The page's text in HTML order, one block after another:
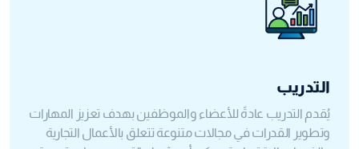
التدريب
يُقدم التدريب عادةً للأعضاء والموظفين بهدف تعزيز المهارات
وتطوير القدرات في مجالات متنوعة تتعلق بالأعمال التجارية